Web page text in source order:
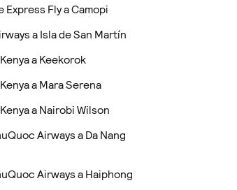
Express Fly a Camopi
a Isla de San Martín
a Keekorok
a Mara Serena
a Nairobi Wilson
Airways a Da Nang
Airways a Haiphong